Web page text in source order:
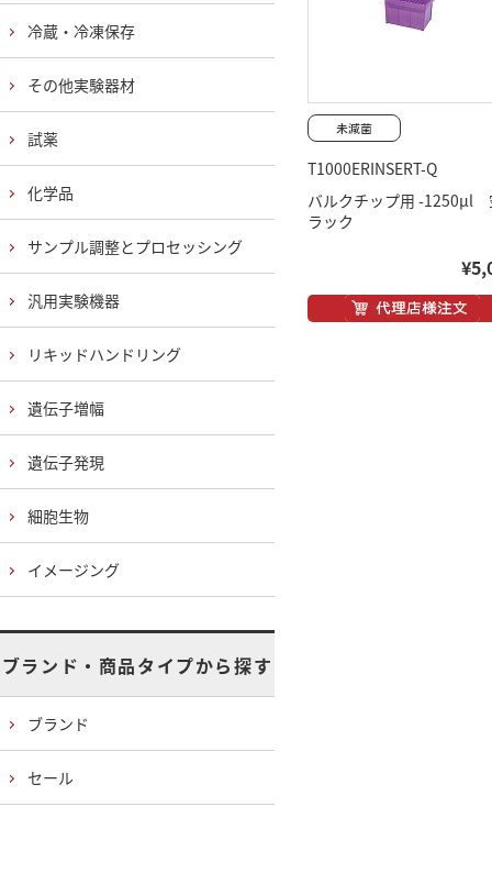
T1000ERINSERT-Q
バルクチップ用 -1250μl
ラック
冷蔵・冷凍保存
その他実験器材
試薬
化学品
サンプル調整とプロセッシング
汎用実験機器
リキッドハンドリング
遺伝子増幅
遺伝子発現
細胞生物
イメージング
ブランド・商品タイプから探す
ブランド
セール